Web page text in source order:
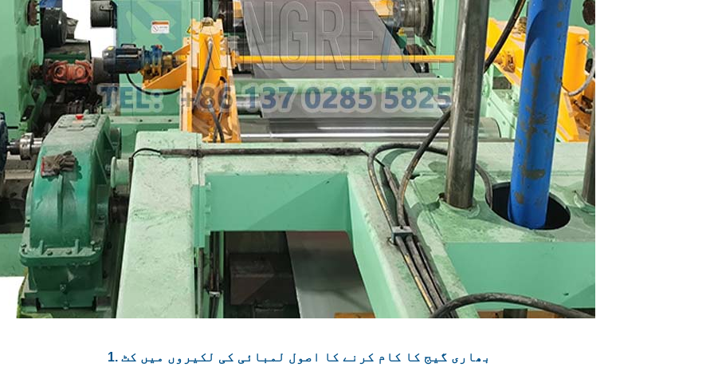
1. بھاری گیج کا کام کرنے کا اصول لمبائی کی لکیروں میں کٹ